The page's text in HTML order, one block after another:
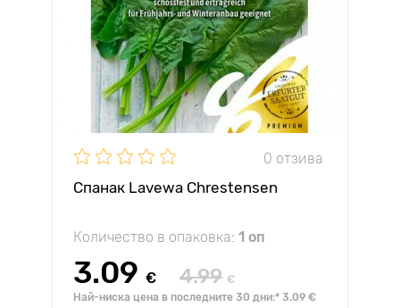
0 отзива
Спанак Lavewa Chrestensen
Количество в опаковка: 1 оп
3.09 € 4.99 €
Най-ниска цена в последните 30 дни:* 3.09 €